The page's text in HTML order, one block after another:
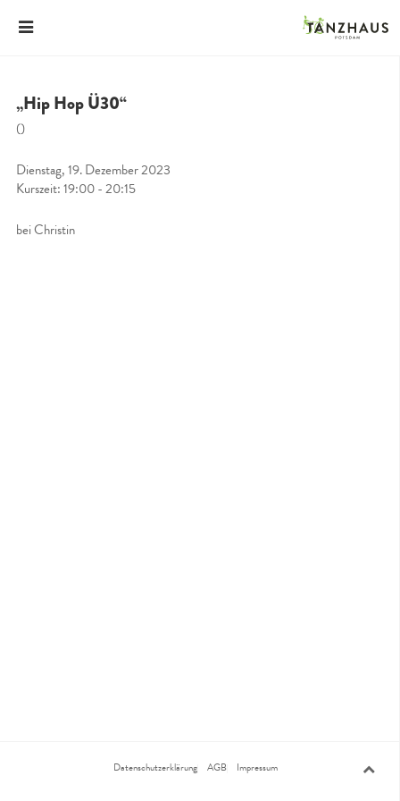
„Hip Hop Ü30“
()
Dienstag, 19. Dezember 2023
Kurszeit: 19:00 - 20:15
bei Christin
Datenschutzerklärung AGB Impressum